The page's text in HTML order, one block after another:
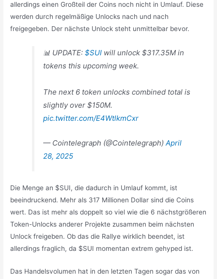
allerdings einen Großteil der Coins noch nicht in Umlauf. Diese
werden durch regelmäßige Unlocks nach und nach
freigegeben. Der nächste Unlock steht unmittelbar bevor.
📊 UPDATE:$SUI will unlock $317.35M in
tokens this upcoming week.
The next 6 token unlocks combined total is
slightly over $150M.
pic.twitter.com/E4WtlkmCxr
— Cointelegraph (@Cointelegraph)April
28, 2025
Die Menge an $SUI, die dadurch in Umlauf kommt, ist
beeindruckend. Mehr als 317 Millionen Dollar sind die Coins
wert. Das ist mehr als doppelt so viel wie die 6 nächstgrößeren
Token-Unlocks anderer Projekte zusammen beim nächsten
Unlock freigeben. Ob das die Rallye wirklich beendet, ist
allerdings fraglich, da $SUI momentan extrem gehyped ist.
Das Handelsvolumen hat in den letzten Tagen sogar das von